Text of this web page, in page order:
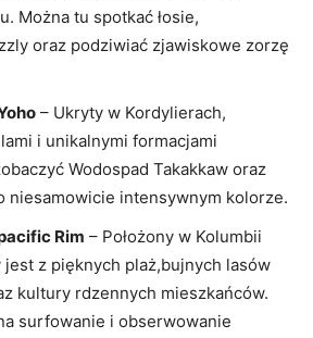
Można tu​ spotkać łosie,
oraz podziwiać⁤ zjawiskowe zorzę⁣
–⁢ Ukryty w Kordylierach,
‌i unikalnymi formacjami
‌Wodospad Takakkaw oraz
niesamowicie intensywnym ‍kolorze.
Rim – Położony w​ Kolumbii​
⁣z pięknych plaż,bujnych lasów
kultury rdzennych mieszkańców.
surfowanie i ​obserwowanie